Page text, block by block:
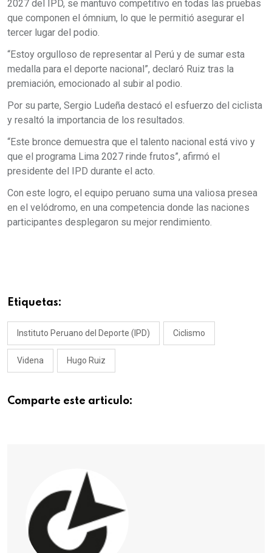
2027 del IPD, se mantuvo competitivo en todas las pruebas
que componen el ómnium, lo que le permitió asegurar el
tercer lugar del podio.
“Estoy orgulloso de representar al Perú y de sumar esta
medalla para el deporte nacional”, declaró Ruiz tras la
premiación, emocionado al subir al podio.
Por su parte, Sergio Ludeña destacó el esfuerzo del ciclista
y resaltó la importancia de los resultados.
“Este bronce demuestra que el talento nacional está vivo y
que el programa Lima 2027 rinde frutos”, afirmó el
presidente del IPD durante el acto.
Con este logro, el equipo peruano suma una valiosa presea
en el velódromo, en una competencia donde las naciones
participantes desplegaron su mejor rendimiento.
Etiquetas:
Instituto Peruano del Deporte (IPD) Ciclismo
Videna Hugo Ruiz
Comparte este articulo: